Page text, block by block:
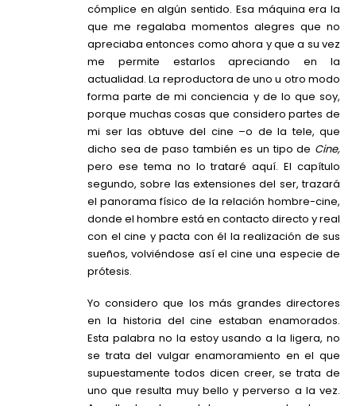
cómplice en algún sentido. Esa máquina era la
que me regalaba momentos alegres que no
apreciaba entonces como ahora y que a su vez
me permite estarlos apreciando en la
actualidad. La reproductora de uno u otro modo
forma parte de mi conciencia y de lo que soy,
porque muchas cosas que considero partes de
mi ser las obtuve del cine –o de la tele, que
dicho sea de paso también es un tipo de Cine,
pero ese tema no lo trataré aquí. El capítulo
segundo, sobre las extensiones del ser, trazará
el panorama físico de la relación hombre-cine,
donde el hombre está en contacto directo y real
con el cine y pacta con él la realización de sus
sueños, volviéndose así el cine una especie de
prótesis.
Yo considero que los más grandes directores
en la historia del cine estaban enamorados.
Esta palabra no la estoy usando a la ligera, no
se trata del vulgar enamoramiento en el que
supuestamente todos dicen creer, se trata de
uno que resulta muy bello y perverso a la vez.